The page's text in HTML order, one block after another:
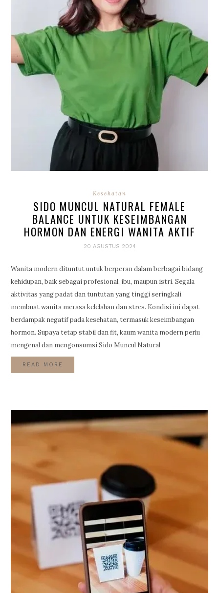
Kesehatan
SIDO MUNCUL NATURAL FEMALE
BALANCE UNTUK KESEIMBANGAN
HORMON DAN ENERGI WANITA AKTIF
20 AGUSTUS 2024
Wanita modern dituntut untuk berperan dalam berbagai bidang
kehidupan, baik sebagai profesional, ibu, maupun istri. Segala
aktivitas yang padat dan tuntutan yang tinggi seringkali
membuat wanita merasa kelelahan dan stres. Kondisi ini dapat
berdampak negatif pada kesehatan, termasuk keseimbangan
hormon. Supaya tetap stabil dan fit, kaum wanita modern perlu
mengenal dan mengonsumsi Sido Muncul Natural
READ MORE